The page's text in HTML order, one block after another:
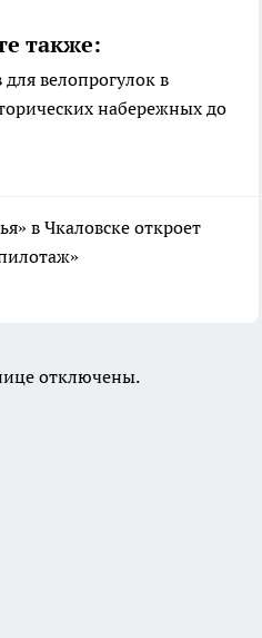
также:
велопрогулок в
набережных до
в Чкаловске откроет
отключены.